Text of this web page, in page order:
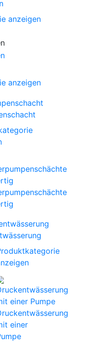
anzeigen
anzeigen
einer